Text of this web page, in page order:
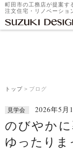
町田市の工務店が提案す
注文住宅・リノベーショ
トップ > ブログ
見学会 2026年5月
のびやか
ゆったりま